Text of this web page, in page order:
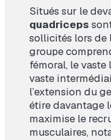
Situés sur le
quadriceps
sollicités lors de
groupe
fémoral, le vaste
vaste
l’extension du
étire davantage
maximise le
musculaires,